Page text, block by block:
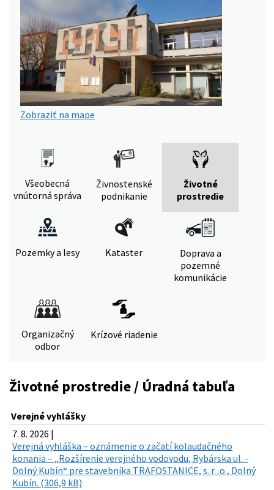
Zobraziť na mape
Všeobecná
vnútorná správa
Živnostenské
podnikanie
Životné
prostredie
Pozemky a lesy Kataster
Doprava a
pozemné
komunikácie
Organizačný
odbor
Krízové riadenie
Životné prostredie / Úradná tabuľa
Verejné vyhlášky
7. 8. 2026 |
Verejná vyhláška – oznámenie o začatí kolaudačného
konania – „Rozšírenie verejného vodovodu, Rybárska ul. -
Dolný Kubín“ pre stavebníka TRAFOSTANICE, s. r. .o., Dolný
Kubín. (306,9 kB)